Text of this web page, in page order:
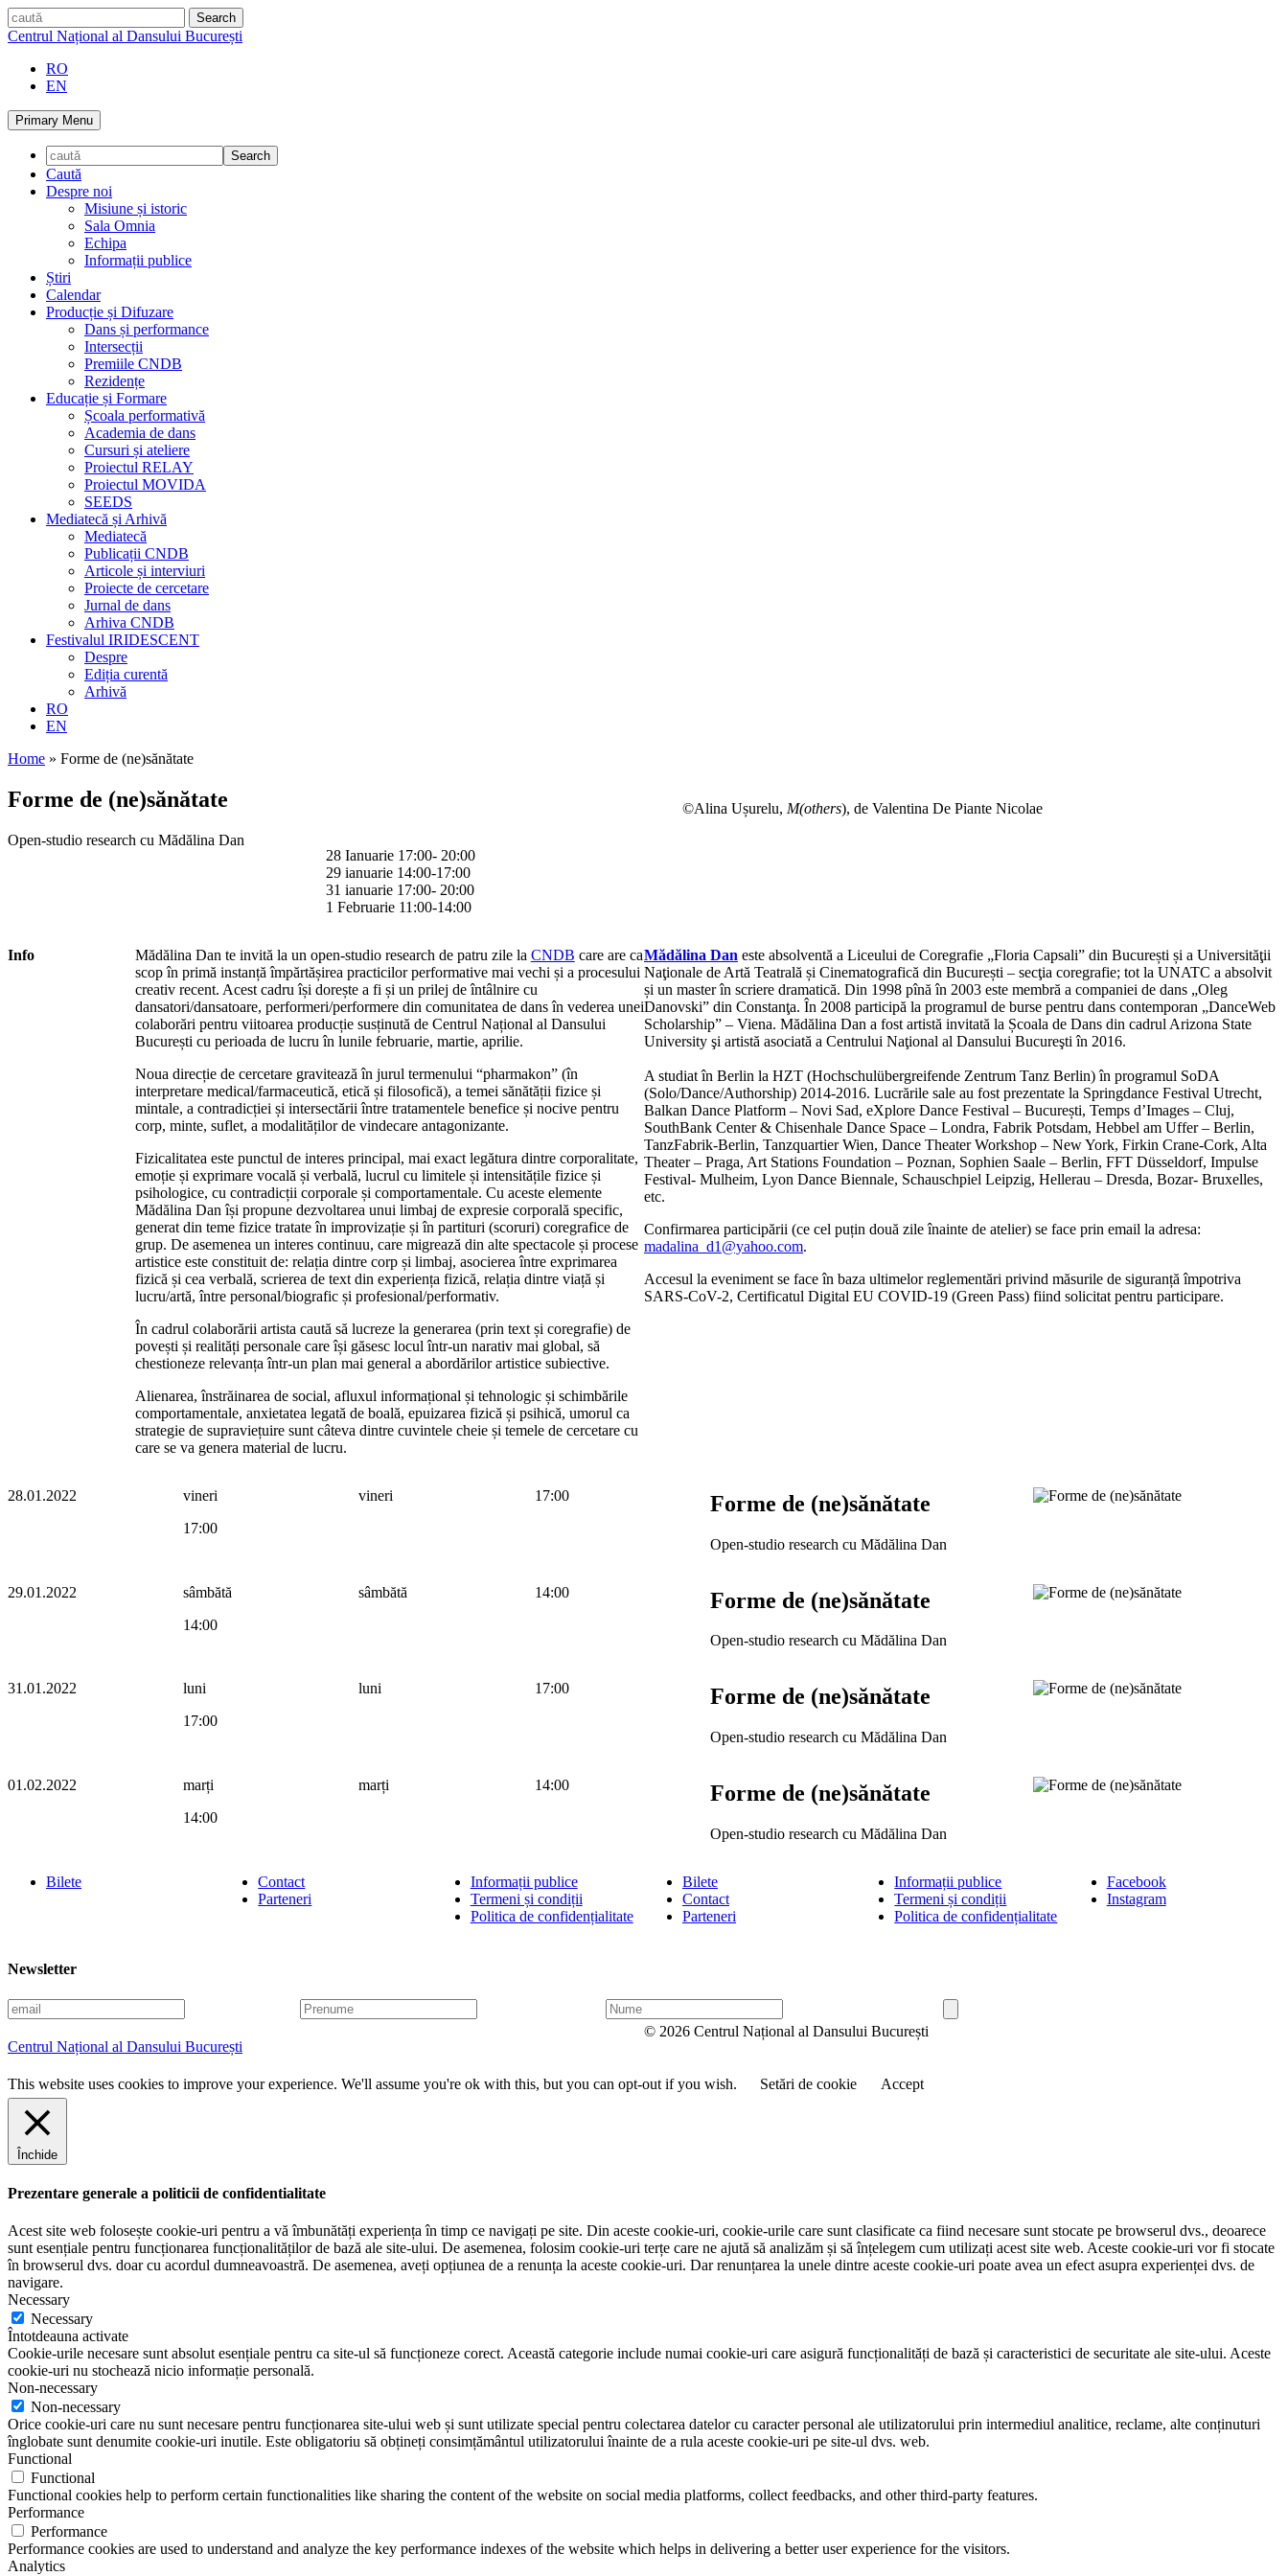
Skip
to
caută
Centrul Național al Dansului București
RO
EN
Primary Menu
Caută
Despre noi
Misiune și istoric
Sala Omnia
Echipa
Informații publice
Știri
Calendar
Producție și Difuzare
Dans și performance
Intersecții
Premiile CNDB
Rezidențe
Educație și Formare
Școala performativă
Academia de dans
Cursuri și ateliere
Proiectul RELAY
Proiectul MOVIDA
SEEDS
Mediatecă și Arhivă
Mediatecă
Publicații CNDB
Articole și interviuri
Proiecte de cercetare
Jurnal de dans
Arhiva CNDB
Festivalul IRIDESCENT
Despre
Ediția curentă
Arhivă
RO
EN
Home » Forme de (ne)sănătate
Forme de (ne)sănătate
Open-studio research cu Mădălina Dan
28 Ianuarie 17:00- 20:00
29 ianuarie 14:00-17:00
31 ianuarie 17:00- 20:00
1 Februarie 11:00-14:00
©Alina Ușurelu, M(others), de Valentina De Piante Nicolae
Info Mădălina Dan te invită la un open-studio research de patru zile la CNDB care are ca
scop în primă instanță împărtășirea practicilor performative mai vechi și a procesului
creativ recent. Acest cadru își dorește a fi și un prilej de întâlnire cu
dansatori/dansatoare, performeri/performere din comunitatea de dans în vederea unei
colaborări pentru viitoarea producție susținută de Centrul Național al Dansului
București cu perioada de lucru în lunile februarie, martie, aprilie.
Noua direcție de cercetare gravitează în jurul termenului “pharmakon” (în
interpretare medical/farmaceutică, etică și filosofică), a temei sănătății fizice și
mintale, a contradicției și intersectării între tratamentele benefice și nocive pentru
corp, minte, suflet, a modalităților de vindecare antagonizante.
Fizicalitatea este punctul de interes principal, mai exact legătura dintre corporalitate,
emoție și exprimare vocală și verbală, lucrul cu limitele și intensitățile fizice și
psihologice, cu contradicții corporale și comportamentale. Cu aceste elemente
Mădălina Dan își propune dezvoltarea unui limbaj de expresie corporală specific,
generat din teme fizice tratate în improvizație și în partituri (scoruri) coregrafice de
grup. De asemenea un interes continuu, care migrează din alte spectacole și procese
artistice este constituit de: relația dintre corp și limbaj, asocierea între exprimarea
fizică și cea verbală, scrierea de text din experiența fizică, relația dintre viață și
lucru/artă, între personal/biografic și profesional/performativ.
În cadrul colaborării artista caută să lucreze la generarea (prin text și coregrafie) de
povești și realități personale care își găsesc locul într-un narativ mai global, să
chestioneze relevanța într-un plan mai general a abordărilor artistice subiective.
Alienarea, înstrăinarea de social, afluxul informațional și tehnologic și schimbările
comportamentale, anxietatea legată de boală, epuizarea fizică și psihică, umorul ca
strategie de supraviețuire sunt câteva dintre cuvintele cheie și temele de cercetare cu
care se va genera material de lucru.
Mădălina Dan este absolventă a Liceului de Coregrafie „Floria Capsali” din București și a Universităţii
Naţionale de Artă Teatrală și Cinematografică din București – secţia coregrafie; tot la UNATC a absolvit
și un master în scriere dramatică. Din 1998 pînă în 2003 este membră a companiei de dans „Oleg
Danovski” din Constanţa. În 2008 participă la programul de burse pentru dans contemporan „DanceWeb
Scholarship” – Viena. Mădălina Dan a fost artistă invitată la Școala de Dans din cadrul Arizona State
University şi artistă asociată a Centrului Naţional al Dansului Bucureşti în 2016.
A studiat în Berlin la HZT (Hochschulübergreifende Zentrum Tanz Berlin) în programul SoDA
(Solo/Dance/Authorship) 2014-2016. Lucrările sale au fost prezentate la Springdance Festival Utrecht,
Balkan Dance Platform – Novi Sad, eXplore Dance Festival – București, Temps d’Images – Cluj,
SouthBank Center & Chisenhale Dance Space – Londra, Fabrik Potsdam, Hebbel am Uffer – Berlin,
TanzFabrik-Berlin, Tanzquartier Wien, Dance Theater Workshop – New York, Firkin Crane-Cork, Alta
Theater – Praga, Art Stations Foundation – Poznan, Sophien Saale – Berlin, FFT Düsseldorf, Impulse
Festival- Mulheim, Lyon Dance Biennale, Schauschpiel Leipzig, Hellerau – Dresda, Bozar- Bruxelles,
etc.
Confirmarea participării (ce cel puțin două zile înainte de atelier) se face prin email la adresa:
madalina_d1@yahoo.com.
Accesul la eveniment se face în baza ultimelor reglementări privind măsurile de siguranță împotriva
SARS-CoV-2, Certificatul Digital EU COVID-19 (Green Pass) fiind solicitat pentru participare.
28.01.2022
vineri
17:00
vineri 17:00 Forme de (ne)sănătate
Open-studio research cu Mădălina Dan
29.01.2022
sâmbătă
14:00
sâmbătă 14:00 Forme de (ne)sănătate
Open-studio research cu Mădălina Dan
31.01.2022
luni
17:00
luni 17:00 Forme de (ne)sănătate
Open-studio research cu Mădălina Dan
01.02.2022
marți
14:00
marți 14:00 Forme de (ne)sănătate
Open-studio research cu Mădălina Dan
Bilete
Contact
Parteneri
Informații publice
Termeni și condiții
Politica de confidențialitate
Bilete
Contact
Parteneri
Informații publice
Termeni și condiții
Politica de confidențialitate
Facebook
Instagram
Newsletter
E
m
a
i
l
P
r
u
m
N
u
Centrul Național al Dansului București
© 2026 Centrul Național al Dansului București
This website uses cookies to improve your experience. We'll assume you're ok with this, but you can opt-out if you wish. Setări de cookie Accept
Închide
Prezentare generale a politicii de confidentialitate
Acest site web folosește cookie-uri pentru a vă îmbunătăți experiența în timp ce navigați pe site. Din aceste cookie-uri, cookie-urile care sunt clasificate ca fiind necesare sunt stocate pe browserul dvs., deoarece
sunt esențiale pentru funcționarea funcționalităților de bază ale site-ului. De asemenea, folosim cookie-uri terțe care ne ajută să analizăm și să înțelegem cum utilizați acest site web. Aceste cookie-uri vor fi stocate
în browserul dvs. doar cu acordul dumneavoastră. De asemenea, aveți opțiunea de a renunța la aceste cookie-uri. Dar renunțarea la unele dintre aceste cookie-uri poate avea un efect asupra experienței dvs. de
navigare.
Necessary
Necessary
Întotdeauna activate
Cookie-urile necesare sunt absolut esențiale pentru ca site-ul să funcționeze corect. Această categorie include numai cookie-uri care asigură funcționalități de bază și caracteristici de securitate ale site-ului. Aceste
cookie-uri nu stochează nicio informație personală.
Non-necessary
Non-necessary
Orice cookie-uri care nu sunt necesare pentru funcționarea site-ului web și sunt utilizate special pentru colectarea datelor cu caracter personal ale utilizatorului prin intermediul analitice, reclame, alte conținuturi
înglobate sunt denumite cookie-uri inutile. Este obligatoriu să obțineți consimțământul utilizatorului înainte de a rula aceste cookie-uri pe site-ul dvs. web.
Functional
Functional
Functional cookies help to perform certain functionalities like sharing the content of the website on social media platforms, collect feedbacks, and other third-party features.
Performance
Performance
Performance cookies are used to understand and analyze the key performance indexes of the website which helps in delivering a better user experience for the visitors.
Analytics